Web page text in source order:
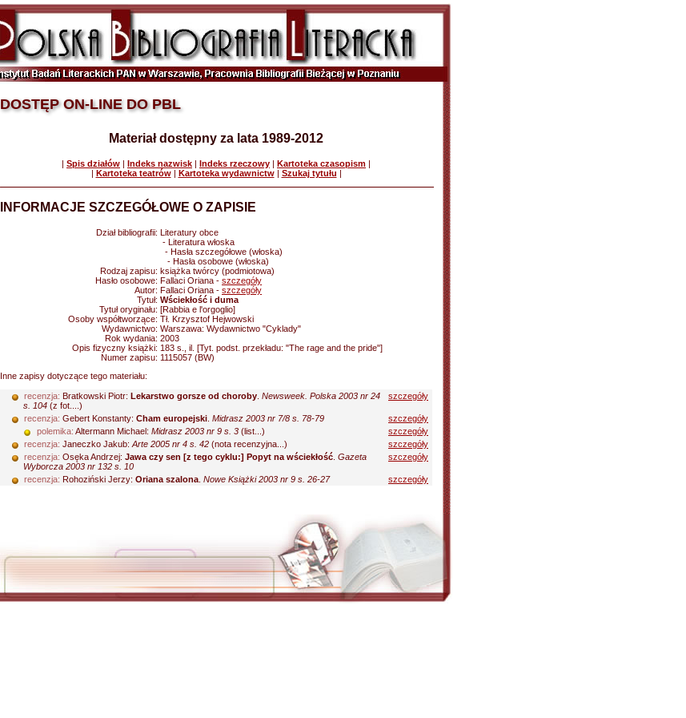
DOSTĘP ON-LINE DO PBL
Materiał dostępny za lata 1989-2012
| Spis działów | Indeks nazwisk | Indeks rzeczowy | Kartoteka czasopism |
| Kartoteka teatrów| Kartoteka wydawnictw| Szukaj tytułu |
INFORMACJE SZCZEGÓŁOWE O ZAPISIE
Dział bibliografii: Literatury obce
- Literatura włoska
- Hasła szczegółowe (włoska)
- Hasła osobowe (włoska)
Rodzaj zapisu: książka twórcy (podmiotowa)
Hasło osobowe: Fallaci Oriana - szczegóły
Autor: Fallaci Oriana - szczegóły
Tytuł: Wściekłość i duma
Tytuł oryginału: [Rabbia e l'orgoglio]
Osoby współtworzące: Tł. Krzysztof Hejwowski
Wydawnictwo: Warszawa: Wydawnictwo "Cyklady"
Rok wydania: 2003
Opis fizyczny książki: 183 s., il. [Tyt. podst. przekładu: "The rage and the pride"]
Numer zapisu: 1115057 (BW)
Inne zapisy dotyczące tego materiału:
recenzja: Bratkowski Piotr: Lekarstwo gorsze od choroby Newsweek. Polska 2003 nr 24
s. 104 (z fot....)
szczegóły
recenzja: Gebert Konstanty: Cham europejski Midrasz 2003 nr 7/8 s. 78-79
szczegóły
polemika: Altermann Michael: Midrasz 2003 nr 9 s. 3 (list...)
szczegóły
recenzja: Janeczko Jakub: Arte 2005 nr 4 s. 42 (nota recenzyjna...)
szczegóły
recenzja: Osęka Andrzej: Jawa czy sen [z tego cyklu:] Popyt na wściekłość Gazeta
Wyborcza 2003 nr 132 s. 10
szczegóły
recenzja: Rohoziński Jerzy: Oriana szalona Nowe Książki 2003 nr 9 s. 26-27 szczegóły